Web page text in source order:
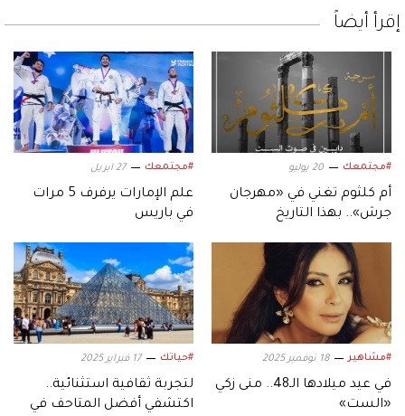
إقرأ أيضاً
#مجتمعك 20 يوليو
أم كلثوم تغني في «مهرجان
جرش».. بهذا التاريخ
#مجتمعك 27 ابريل
علم الإمارات يرفرف 5 مرات
في باريس
#مشاهير 18 نوفمبر 2025
في عيد ميلادها الـ48.. منى زكي
«الست»
#حياتك 17 فبراير 2025
لتجربة ثقافية استثنائية..
اكتشفي أفضل المتاحف في